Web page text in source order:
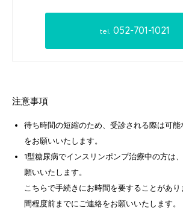
tel. 052-701-1021
注意事項
待ち時間の短縮のため、受診される際は可
をお願いいたします。
1型糖尿病でインスリンポンプ治療中の方は
願いいたします。
こちらで手続きにお時間を要することがあ
間程度前までにご連絡をお願いいたします。